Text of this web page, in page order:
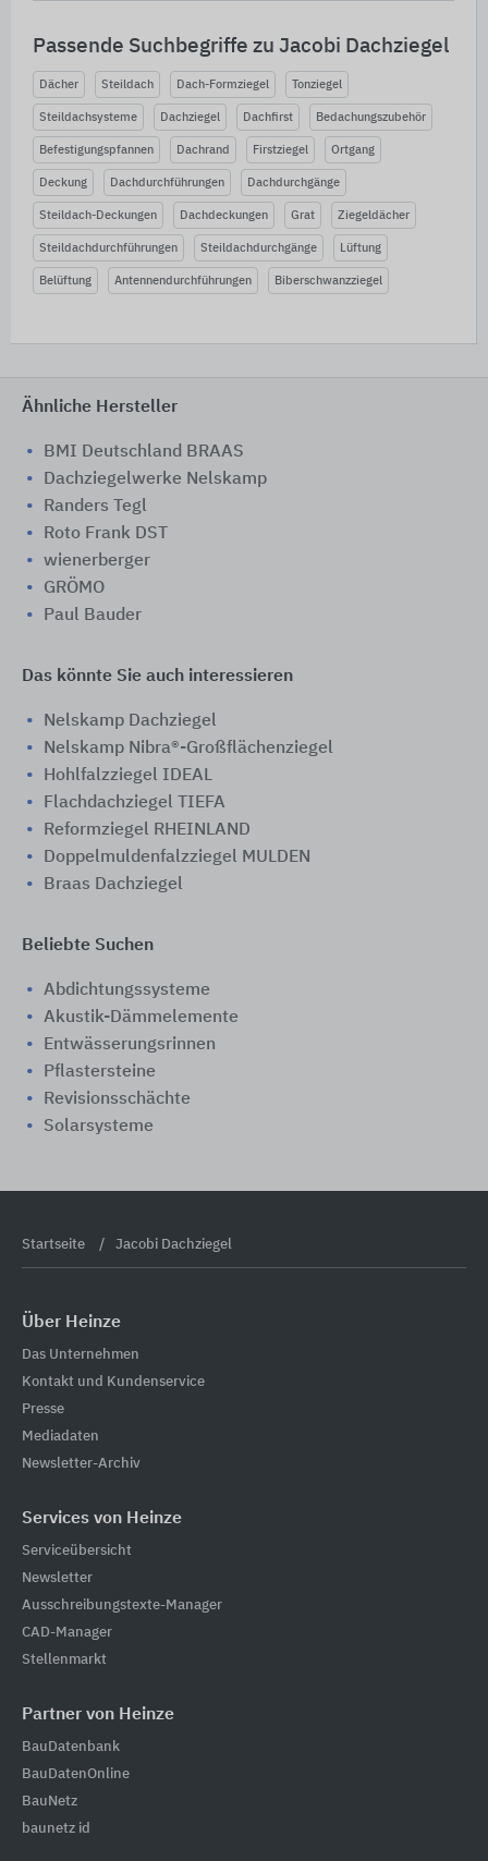
Passende Suchbegriffe zu Jacobi Dachziegel
Dächer Steildach Dach-Formziegel Tonziegel
Steildachsysteme Dachziegel Dachfirst Bedachungszubehör
Befestigungspfannen Dachrand Firstziegel Ortgang
Deckung Dachdurchführungen Dachdurchgänge
Steildach-Deckungen Dachdeckungen Grat Ziegeldächer
Steildachdurchführungen Steildachdurchgänge Lüftung
Belüftung Antennendurchführungen Biberschwanzziegel
Ähnliche Hersteller
BMI Deutschland BRAAS
Dachziegelwerke Nelskamp
Randers Tegl
Roto Frank DST
wienerberger
GRÖMO
Paul Bauder
Das könnte Sie auch interessieren
Nelskamp Dachziegel
Nelskamp Nibra®-Großflächenziegel
Hohlfalzziegel IDEAL
Flachdachziegel TIEFA
Reformziegel RHEINLAND
Doppelmuldenfalzziegel MULDEN
Braas Dachziegel
Beliebte Suchen
Abdichtungssysteme
Akustik-Dämmelemente
Entwässerungsrinnen
Pflastersteine
Revisionsschächte
Solarsysteme
Startseite Jacobi Dachziegel
Über Heinze
Das Unternehmen
Kontakt und Kundenservice
Presse
Mediadaten
Newsletter-Archiv
Services von Heinze
Serviceübersicht
Newsletter
Ausschreibungstexte-Manager
CAD-Manager
Stellenmarkt
Partner von Heinze
BauDatenbank
BauDatenOnline
BauNetz
baunetz id